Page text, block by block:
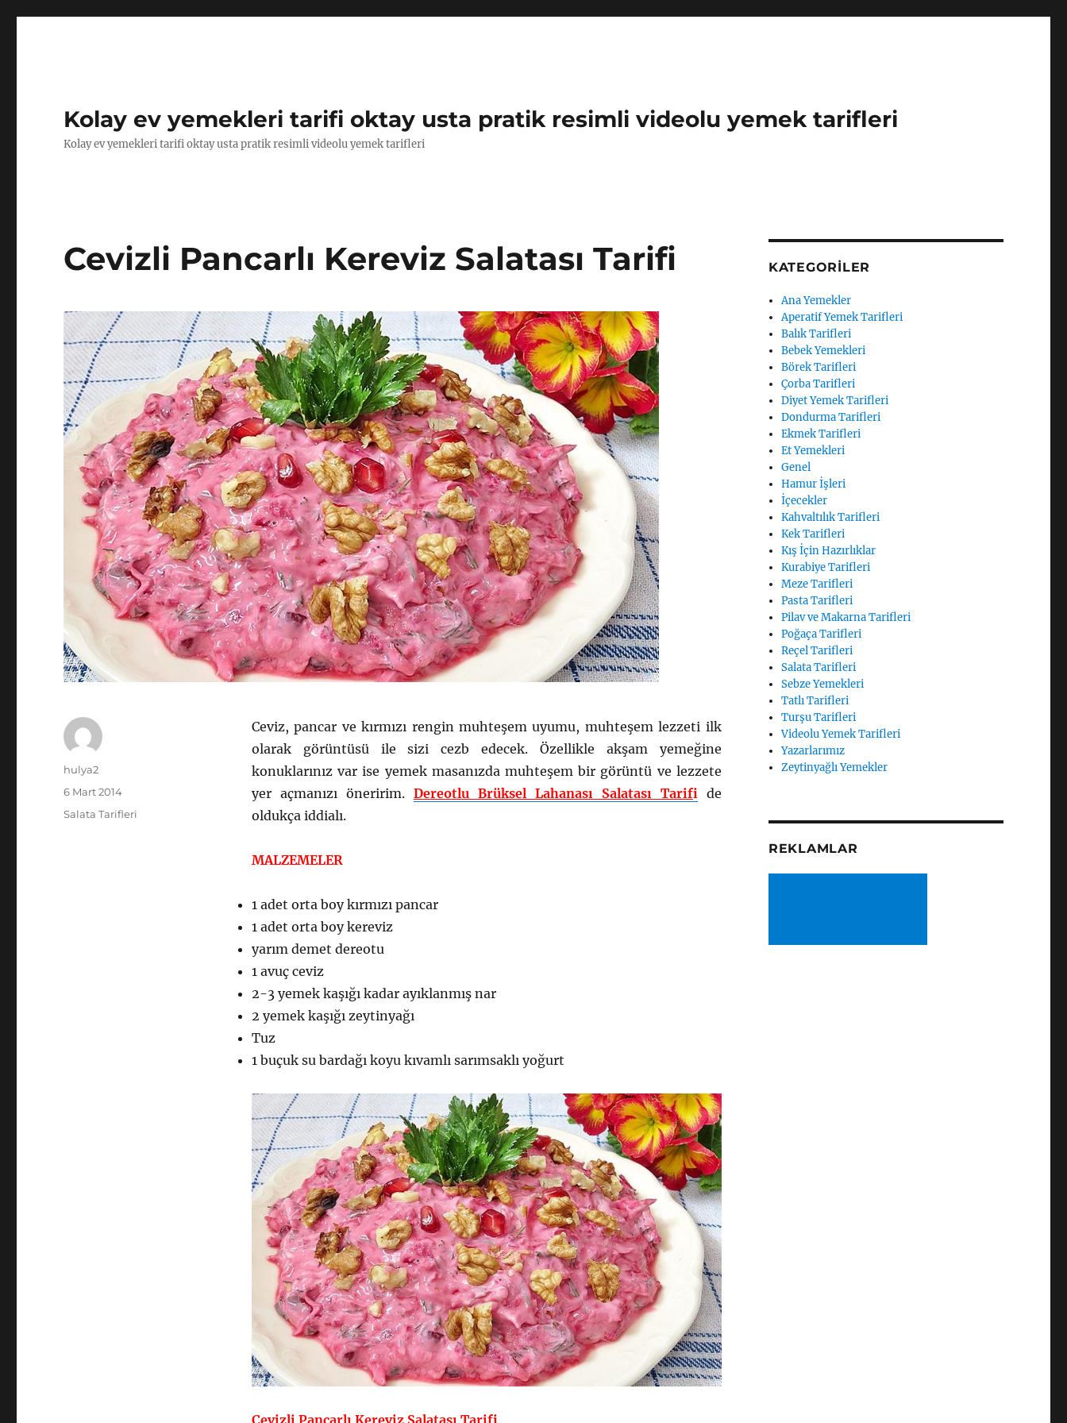
Kolay ev yemekleri tarifi oktay usta pratik resimli videolu yemek tarifleri
Kolay ev yemekleri tarifi oktay usta pratik resimli videolu yemek tarifleri
Cevizli Pancarlı Kereviz Salatası Tarifi
Ceviz, pancar ve kırmızı rengin muhteşem uyumu, muhteşem lezzeti ilk
olarak görüntüsü ile sizi cezb edecek. Özellikle akşam yemeğine
konuklarınız var ise yemek masanızda muhteşem bir görüntü ve lezzete
yer açmanızı öneririm. Dereotlu Brüksel Lahanası Salatası Tarifide
oldukça iddialı.
MALZEMELER
1 adet orta boy kırmızı pancar
1 adet orta boy kereviz
yarım demet dereotu
1 avuç ceviz
2-3 yemek kaşığı kadar ayıklanmış nar
2 yemek kaşığı zeytinyağı
Tuz
1 buçuk su bardağı koyu kıvamlı sarımsaklı yoğurt
Cevizli Pancarlı Kereviz Salatası Tarifi
Yazar
hulya2
Yayın
tarihi
6 Mart 2014
Kategoriler
Salata Tarifleri
KATEGORILER
Ana Yemekler
Aperatif Yemek Tarifleri
Balık Tarifleri
Bebek Yemekleri
Börek Tarifleri
Çorba Tarifleri
Diyet Yemek Tarifleri
Dondurma Tarifleri
Ekmek Tarifleri
Et Yemekleri
Genel
Hamur İşleri
İçecekler
Kahvaltılık Tarifleri
Kek Tarifleri
Kış İçin Hazırlıklar
Kurabiye Tarifleri
Meze Tarifleri
Pasta Tarifleri
Pilav ve Makarna Tarifleri
Poğaça Tarifleri
Reçel Tarifleri
Salata Tarifleri
Sebze Yemekleri
Tatlı Tarifleri
Turşu Tarifleri
Videolu Yemek Tarifleri
Yazarlarımız
Zeytinyağlı Yemekler
REKLAMLAR